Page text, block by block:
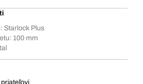
Starlock Plus
100 mm